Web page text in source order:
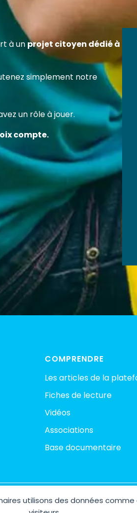
utilisons des données
à unprojet citoyen dédié à
simplement notre
un rôle à jouer.
compte.
COMPRENDRE
Les articles de la
Fiches de lecture
Vidéos
Associations
Base documentaire
© 2026 Plateforme Jonas –
vous pour exercer un rôle
au sein de toute
centres de loisirs,
certification professionnelle
compétences concrètes et
faveur de la protection de l’enfance.
FINANCÉE PAR MON
COMPTE FORMATION ?